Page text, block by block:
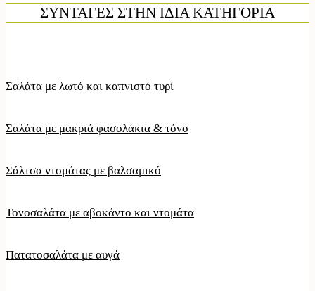
ΣΥΝΤΑΓΕΣ ΣΤΗΝ ΙΔΙΑ ΚΑΤΗΓΟΡΙΑ
Σαλάτα με λωτό και καπνιστό τυρί
Σαλάτα με μακριά φασολάκια & τόνο
Σάλτσα ντομάτας με βαλσαμικό
Τονοσαλάτα με αβοκάντο και ντομάτα
Πατατοσαλάτα με αυγά